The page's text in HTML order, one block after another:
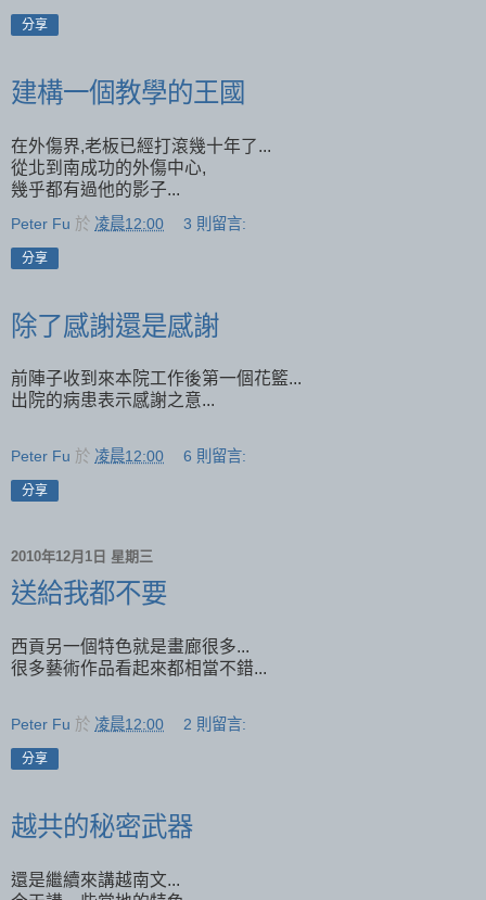
分享
建構一個教學的王國
在外傷界,老板已經打滾幾十年了...
從北到南成功的外傷中心,
幾乎都有過他的影子...
Peter Fu 於 凌晨12:00 3 則留言:
分享
除了感謝還是感謝
前陣子收到來本院工作後第一個花籃...
出院的病患表示感謝之意...
Peter Fu 於 凌晨12:00 6 則留言:
分享
2010年12月1日 星期三
送給我都不要
西貢另一個特色就是畫廊很多...
很多藝術作品看起來都相當不錯...
Peter Fu 於 凌晨12:00 2 則留言:
分享
越共的秘密武器
還是繼續來講越南文...